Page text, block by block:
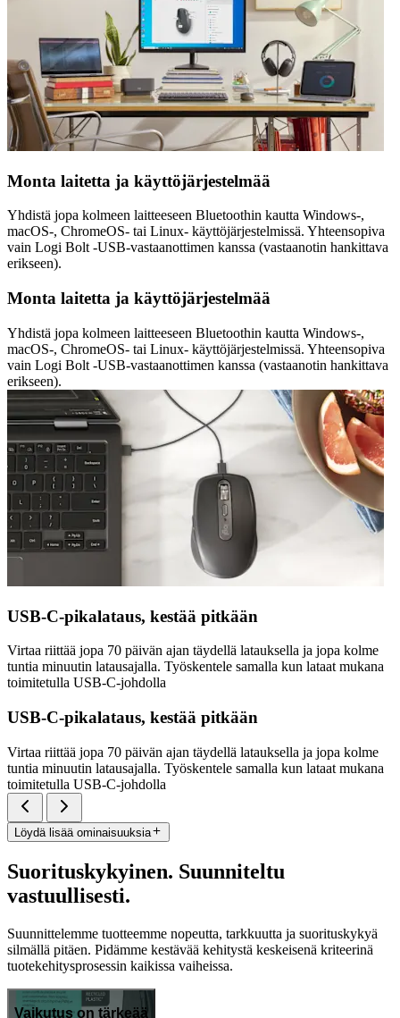
Monta laitetta ja käyttöjärjestelmää
Yhdistä jopa kolmeen laitteeseen Bluetoothin kautta Windows-,
macOS-, ChromeOS- tai Linux- käyttöjärjestelmissä. Yhteensopiva
vain Logi Bolt -USB-vastaanottimen kanssa (vastaanotin hankittava
erikseen).
Monta laitetta ja käyttöjärjestelmää
Yhdistä jopa kolmeen laitteeseen Bluetoothin kautta Windows-,
macOS-, ChromeOS- tai Linux- käyttöjärjestelmissä. Yhteensopiva
vain Logi Bolt -USB-vastaanottimen kanssa (vastaanotin hankittava
erikseen).
USB-C-pikalataus, kestää pitkään
Virtaa riittää jopa 70 päivän ajan täydellä latauksella ja jopa kolme
tuntia minuutin latausajalla. Työskentele samalla kun lataat mukana
toimitetulla USB-C-johdolla
USB-C-pikalataus, kestää pitkään
Virtaa riittää jopa 70 päivän ajan täydellä latauksella ja jopa kolme
tuntia minuutin latausajalla. Työskentele samalla kun lataat mukana
toimitetulla USB-C-johdolla
Löydä lisää ominaisuuksia
Suorituskykyinen. Suunniteltu
vastuullisesti.
Suunnittelemme tuotteemme nopeutta, tarkkuutta ja suorituskykyä
silmällä pitäen. Pidämme kestävää kehitystä keskeisenä kriteerinä
tuotekehitysprosessin kaikissa vaiheissa.
Vaikutus on tärkeää